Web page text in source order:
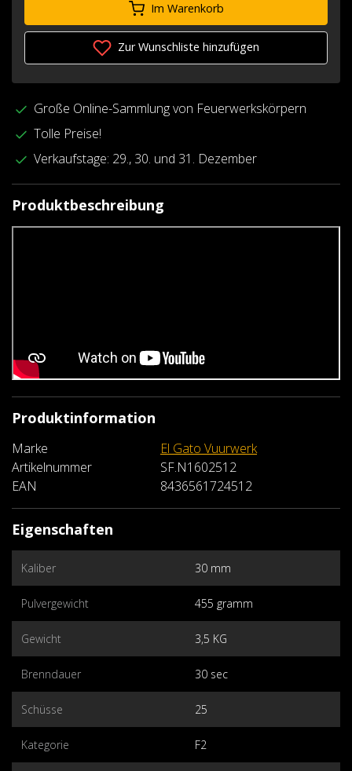
Im Warenkorb
Zur Wunschliste hinzufügen
Große Online-Sammlung von Feuerwerkskörpern
Tolle Preise!
Verkaufstage: 29., 30. und 31. Dezember
Produktbeschreibung
Produktinformation
Marke
El Gato Vuurwerk
Artikelnummer
SF.N1602512
EAN
8436561724512
Eigenschaften
Kaliber 30 mm
Pulvergewicht 455 gramm
Gewicht 3,5 KG
Brenndauer 30 sec
Schüsse 25
Kategorie F2